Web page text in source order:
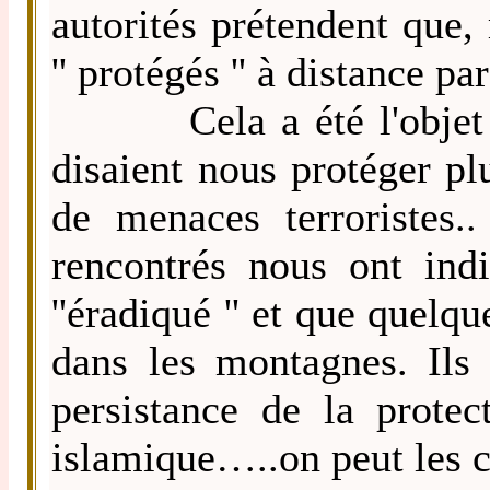
autorités prétendent
'' protégés '' à distance
Cela a été l'objet
disaient nous protéger
de menaces
rencontrés nous ont
''éradiqué '' et que
dans les montagnes.
persistance de la
islamique…..on peut les